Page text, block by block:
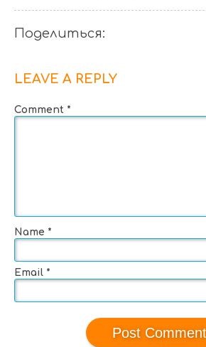
Поделиться:
LEAVE A REPLY
Comment *
Name *
Email *